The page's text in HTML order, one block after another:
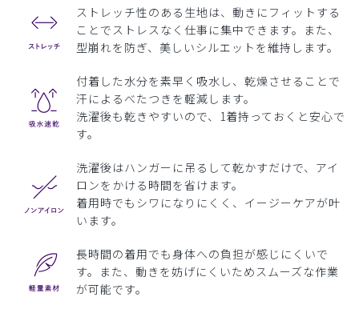
ストレッチ性のある生地は、動きにフィットする
ことでストレスなく仕事に集中できます。また、
型崩れを防ぎ、美しいシルエットを維持します。
付着した水分を素早く吸水し、乾燥させることで
汗によるべたつきを軽減します。
洗濯後も乾きやすいので、1着持っておくと安心で
す。
洗濯後はハンガーに吊るして乾かすだけで、アイ
ロンをかける時間を省けます。
着用時でもシワになりにくく、イージーケアが叶
います。
長時間の着用でも身体への負担が感じにくいで
す。また、動きを妨げにくいためスムーズな作業
が可能です。